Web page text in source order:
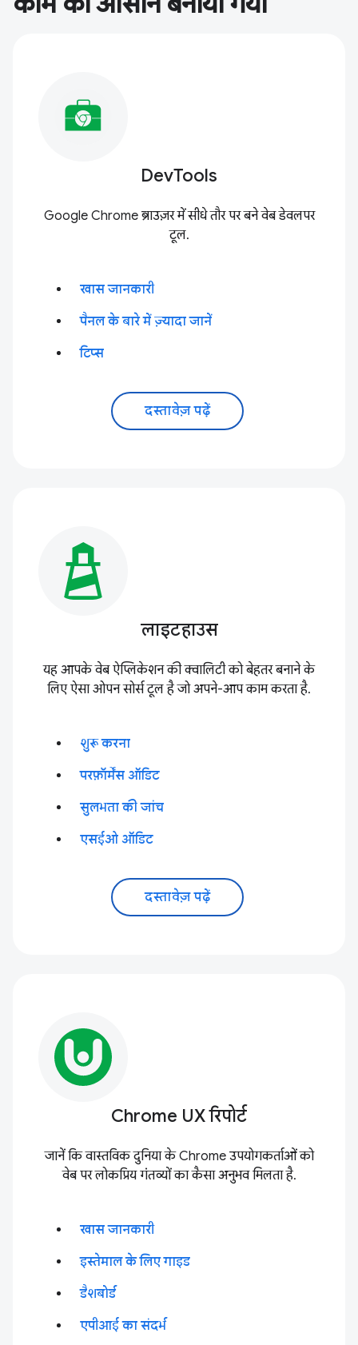
DevTools
Google Chrome ब्राउज़र में सीधे तौर पर बने वेब डेवलपर
टूल.
खास जानकारी
पैनल के बारे में ज़्यादा जानें
टिप्स
दस्तावेज़ पढ़ें
लाइटहाउस
यह आपके वेब ऐप्लिकेशन की क्वालिटी को बेहतर बनाने के
लिए ऐसा ओपन सोर्स टूल है जो अपने-आप काम करता है.
शुरू करना
परफ़ॉर्मेंस ऑडिट
सुलभता की जांच
एसईओ ऑडिट
दस्तावेज़ पढ़ें
Chrome UX रिपोर्ट
जानें कि वास्तविक दुनिया के Chrome उपयोगकर्ताओं को
वेब पर लोकप्रिय गंतव्यों का कैसा अनुभव मिलता है.
खास जानकारी
इस्तेमाल के लिए गाइड
डैशबोर्ड
एपीआई का संदर्भ